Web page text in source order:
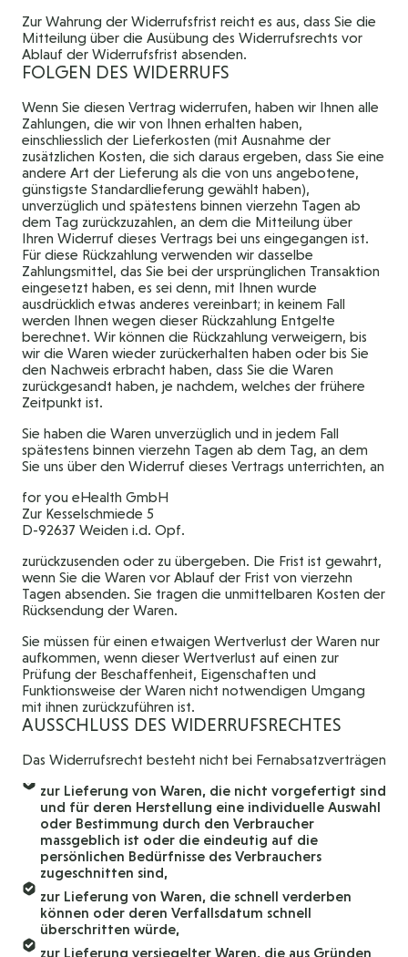
Zur Wahrung der Widerrufsfrist reicht es aus, dass Sie die
Mitteilung über die Ausübung des Widerrufsrechts vor
Ablauf der Widerrufsfrist absenden.
FOLGEN DES WIDERRUFS
Wenn Sie diesen Vertrag widerrufen, haben wir Ihnen alle
Zahlungen, die wir von Ihnen erhalten haben,
einschliesslich der Lieferkosten (mit Ausnahme der
zusätzlichen Kosten, die sich daraus ergeben, dass Sie eine
andere Art der Lieferung als die von uns angebotene,
günstigste Standardlieferung gewählt haben),
unverzüglich und spätestens binnen vierzehn Tagen ab
dem Tag zurückzuzahlen, an dem die Mitteilung über
Ihren Widerruf dieses Vertrags bei uns eingegangen ist.
Für diese Rückzahlung verwenden wir dasselbe
Zahlungsmittel, das Sie bei der ursprünglichen Transaktion
eingesetzt haben, es sei denn, mit Ihnen wurde
ausdrücklich etwas anderes vereinbart; in keinem Fall
werden Ihnen wegen dieser Rückzahlung Entgelte
berechnet. Wir können die Rückzahlung verweigern, bis
wir die Waren wieder zurückerhalten haben oder bis Sie
den Nachweis erbracht haben, dass Sie die Waren
zurückgesandt haben, je nachdem, welches der frühere
Zeitpunkt ist.
Sie haben die Waren unverzüglich und in jedem Fall
spätestens binnen vierzehn Tagen ab dem Tag, an dem
Sie uns über den Widerruf dieses Vertrags unterrichten, an
for you eHealth GmbH
Zur Kesselschmiede 5
D-92637 Weiden i.d. Opf.
zurückzusenden oder zu übergeben. Die Frist ist gewahrt,
wenn Sie die Waren vor Ablauf der Frist von vierzehn
Tagen absenden. Sie tragen die unmittelbaren Kosten der
Rücksendung der Waren.
Sie müssen für einen etwaigen Wertverlust der Waren nur
aufkommen, wenn dieser Wertverlust auf einen zur
Prüfung der Beschaffenheit, Eigenschaften und
Funktionsweise der Waren nicht notwendigen Umgang
mit ihnen zurückzuführen ist.
AUSSCHLUSS DES WIDERRUFSRECHTES
Das Widerrufsrecht besteht nicht bei Fernabsatzverträgen
zur Lieferung von Waren, die nicht vorgefertigt sind
und für deren Herstellung eine individuelle Auswahl
oder Bestimmung durch den Verbraucher
massgeblich ist oder die eindeutig auf die
persönlichen Bedürfnisse des Verbrauchers
zugeschnitten sind,
zur Lieferung von Waren, die schnell verderben
können oder deren Verfallsdatum schnell
überschritten würde,
zur Lieferung versiegelter Waren, die aus Gründen